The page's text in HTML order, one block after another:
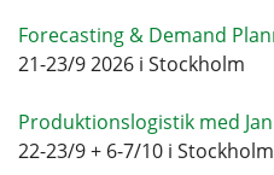
Forecasting & Demand
21-23/9 2026 i Stockholm
Produktionslogistik med
22-23/9 + 6-7/10 i Stockholm